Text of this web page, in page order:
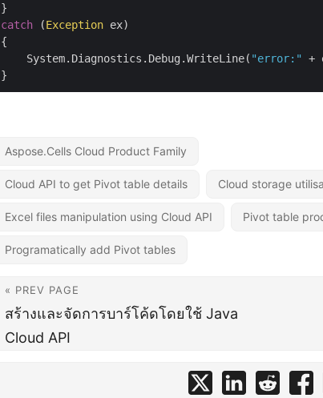
catch (Exception ex)
{
    System.Diagnostics.Debug.WriteLine(
"error:" +
Aspose.Cells Cloud Product Family
Cloud API to get Pivot table details Cloud storage
Excel files manipulation using Cloud API Pivot table
Programatically add Pivot tables
« PREV PAGE
สร้างและจัดการบาร์โค้ดโดยใช้ Java
Cloud API